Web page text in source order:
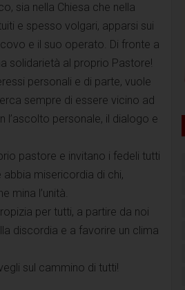
sia nella Chiesa che nella
e spesso volgari, apparsi sui
e il suo operato. Di fronte a
solidarietà al proprio Pastore!
personali e di parte, vuole
sempre di essere vicino ad
l’ascolto personale, il dialogo e
pastore e invitano i fedeli tutti
misericordia di chi,
mina l’unità.
per tutti, a partire da noi
discordia e a favorire un clima
sul cammino di tutti!